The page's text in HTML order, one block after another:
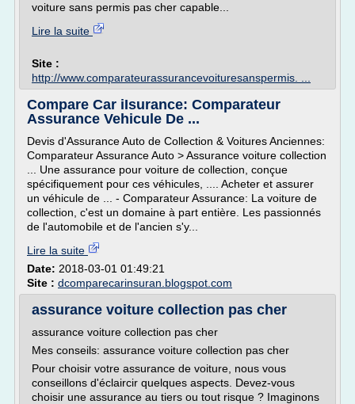
voiture sans permis pas cher capable...
Lire la suite
Site :
http://www.comparateurassurancevoituresanspermis. ...
Compare Car iIsurance: Comparateur
Assurance Vehicule De ...
Devis d'Assurance Auto de Collection & Voitures Anciennes:
Comparateur Assurance Auto > Assurance voiture collection
... Une assurance pour voiture de collection, conçue
spécifiquement pour ces véhicules, .... Acheter et assurer
un véhicule de ... - Comparateur Assurance: La voiture de
collection, c'est un domaine à part entière. Les passionnés
de l'automobile et de l'ancien s'y...
Lire la suite
Date: 2018-03-01 01:49:21
Site : dcomparecarinsuran.blogspot.com
assurance voiture collection pas cher
assurance voiture collection pas cher
Mes conseils: assurance voiture collection pas cher
Pour choisir votre assurance de voiture, nous vous
conseillons d'éclaircir quelques aspects. Devez-vous
choisir une assurance au tiers ou tout risque ? Imaginons